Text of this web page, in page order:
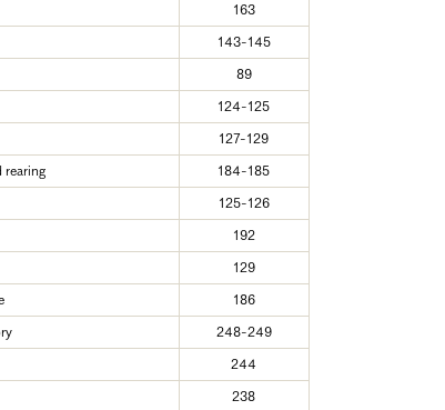
163
143-145
89
124-125
127-129
rearing
184-185
125-126
192
129
186
248-249
244
238